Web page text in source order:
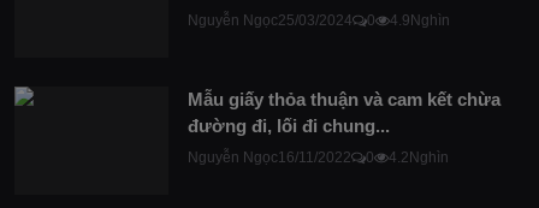
Nguyễn Ngọc25/03/2024 0 4.9Nghìn
Mẫu giấy thỏa thuận và cam kết chừa
đường đi, lối đi chung...
Nguyễn Ngọc16/11/2022 0 4.2Nghìn